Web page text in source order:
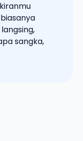
sangka,